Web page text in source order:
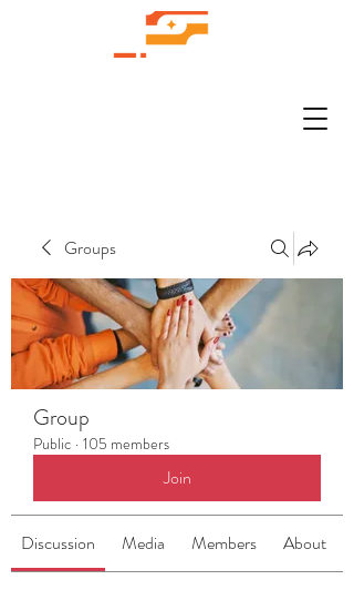
Groups
Group
Public · 105 members
Join
Discussion Media Members About